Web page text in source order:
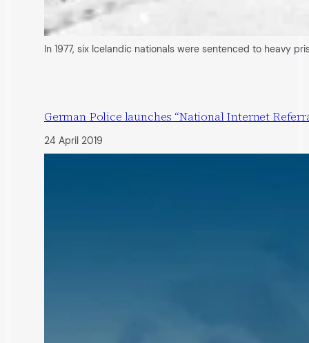
In 1977, six Icelandic nationals were sentenced to heavy
German Police launches “National Internet
24 April 2019